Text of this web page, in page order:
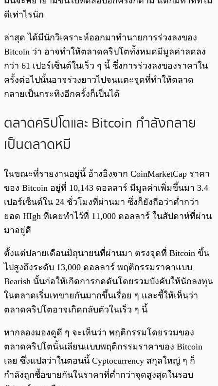
ดีเท่าไรนัก
ล่าสุด ได้มีนักวิเคราะห์ออกมาทำนายการร่วงลงของ
Bitcoin ว่า อาจทำให้ตลาดคริปโตทั้งหมดมีมูลค่าลดลง
กว่า 61 เปอร์เซ็นต์ในเร็ว ๆ นี้ ซึ่งการร่วงลงของราคาใน
ครั้งต่อไปนั้นอาจร่วงยาวไปจนแตะจุดที่ทำให้ตลาด
กลายเป็นกระทิงอีกครั้งก็เป็นได้
ตลาดคริปโตและ Bitcoin กำลังกลาย
เป็นตลาดหมี
ในขณะที่รายงานอยู่นี้ อ้างอิงจาก CoinMarketCap ราคา
ของ Bitcoin อยู่ที่ 10,143 ดอลลาร์ มีมูลค่าเพิ่มขึ้นมา 3.4
เปอร์เซ็นต์ใน 24 ชั่วโมงที่ผ่านมา ซึ่งก็ยังถือว่าต่ำกว่า
ยอด HIgh ที่เคยทำไว้ที่ 11,000 ดอลลาร์ ในสัปดาห์ที่ผ่าน
มาอยู่ดี
ตั้งแต่ปลายเดือนมิถุนายนที่ผ่านมา ตรงจุดที่ Bitcoin ขึ้น
ไปสูงถึงระดับ 13,000 ดอลลาร์ พฤติกรรมราคาแบบ
Bearish นั้นก่อให้เกิดการกดดันโดยรวมบังคับให้นักลงทุน
ในตลาดเริ่มเทขายกันมากขึ้นเรื่อย ๆ และชี้ให้เห็นว่า
ตลาดคริปโตอาจเกิดกลับตัวในเร็ว ๆ นี้
หากลองมองดูดี ๆ จะเห็นว่า พฤติกรรมโดยรวมของ
ตลาดคริปโตนั้นเลียนแบบพฤติกรรมราคาของ Bitcoin
เลย ซึ่งแปลว่าในตอนนี้ Cyptocurrency สกุลใหญ่ ๆ ก็
กำลังถูกซื้อขายกันในราคาที่ต่ำกว่าจุดสูงสุดในรอบ